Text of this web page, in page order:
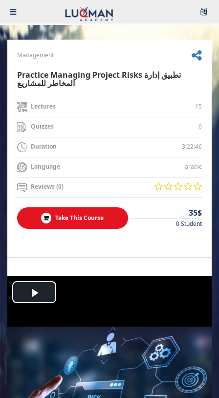
Management
Practice Managing Project Risks تطبيق إدارة
المخاطر للمشاريع
Lectures 15
Quizzes 0
Duration 3:22:46
Language arabic
Reviews (0)
Take This Course 35$
0 Student
.
Play
Video